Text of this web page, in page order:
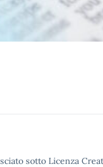
sotto Licenza